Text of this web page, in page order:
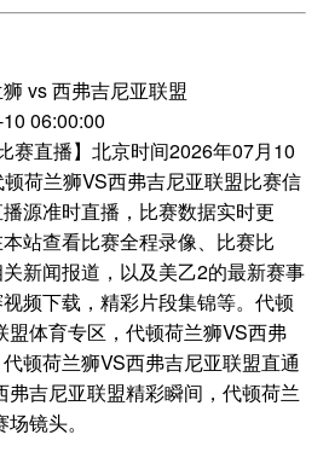
vs 西弗吉尼亚联盟
06:00:00
赛直播】北京时间2026年07月10
荷兰狮VS西弗吉尼亚联盟比赛信
源准时直播，比赛数据实时更
站查看比赛全程录像、比赛比
新闻报道，以及美乙2的最新赛事
频下载，精彩片段集锦等。代顿
盟体育专区，代顿荷兰狮VS西弗
顿荷兰狮VS西弗吉尼亚联盟直通
弗吉尼亚联盟精彩瞬间，代顿荷兰
镜头。